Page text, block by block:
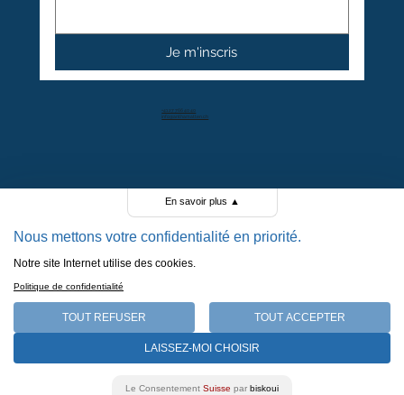
POLITIQUE DE CONFIDENTIALITÉ
+41 27 766 40 40
info@anthamatten.ch
Je m'inscris
4.4
+ de 100 avis clients
En savoir plus ▲
Nous mettons votre confidentialité en priorité.
Notre site Internet utilise des cookies.
Politique de confidentialité
TOUT REFUSER TOUT ACCEPTER
LAISSEZ-MOI CHOISIR
Le Consentement Suisse par biskoui